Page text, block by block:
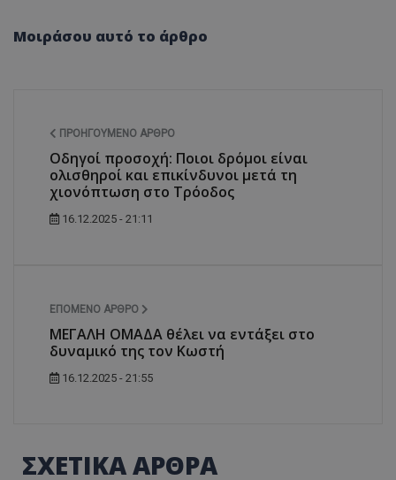
Μοιράσου αυτό το άρθρο
ΠΡΟΗΓΟΎΜΕΝΟ ΆΡΘΡΟ
Οδηγοί προσοχή: Ποιοι δρόμοι είναι
ολισθηροί και επικίνδυνοι μετά τη
χιονόπτωση στο Τρόοδος
16.12.2025 - 21:11
ΕΠΌΜΕΝΟ ΆΡΘΡΟ
ΜΕΓΑΛΗ ΟΜΑΔΑ θέλει να εντάξει στο
δυναμικό της τον Κωστή
16.12.2025 - 21:55
ΣΧΕΤΙΚΑ ΑΡΘΡΑ